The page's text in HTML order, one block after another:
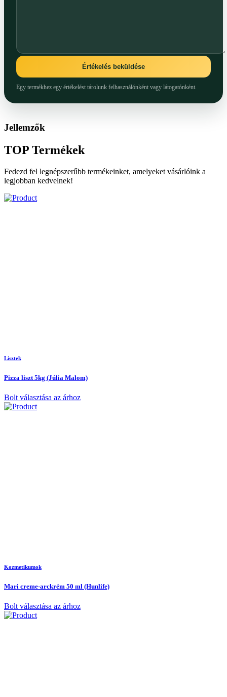
Értékelés beküldése
Egy termékhez egy értékelést tárolunk felhasználónként vagy látogatónként.
Jellemzők
TOP Termékek
Fedezd fel legnépszerűbb termékeinket, amelyeket vásárlóink a
legjobban kedvelnek!
Lisztek
Pizza liszt 5kg (Júlia Malom)
Bolt választása az árhoz
Kozmetikumok
Mari creme-arckrém 50 ml (Hunlife)
Bolt választása az árhoz